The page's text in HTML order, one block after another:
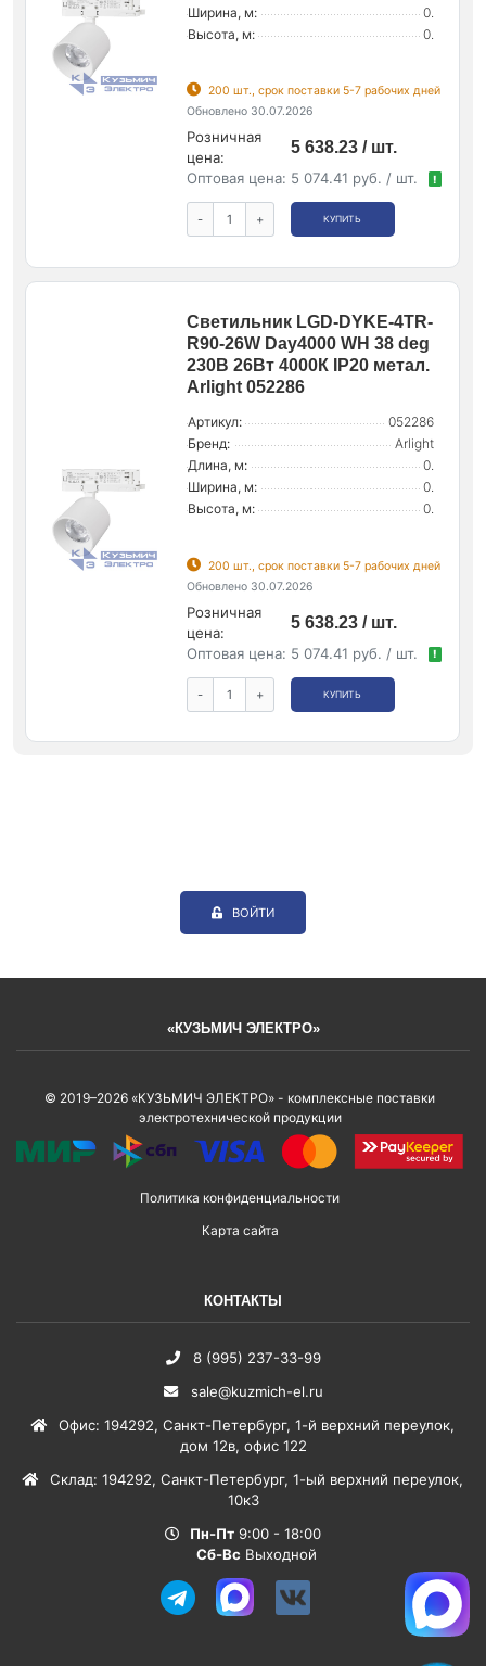
Ширина, м:
0.
Высота, м:
0.
200 шт., срок поставки 5-7 рабочих дней
Обновлено 30.07.2026
Розничная
цена:
5 638.23 / шт.
Оптовая цена: 5 074.41 руб. / шт. !
- + КУПИТЬ
Светильник LGD-DYKE-4TR-
R90-26W Day4000 WH 38 deg
230В 26Вт 4000К IP20 метал.
Arlight 052286
Артикул:
052286
Бренд:
Arlight
Длина, м:
0.
Ширина, м:
0.
Высота, м:
0.
200 шт., срок поставки 5-7 рабочих дней
Обновлено 30.07.2026
Розничная
цена:
5 638.23 / шт.
Оптовая цена: 5 074.41 руб. / шт. !
- + КУПИТЬ
ВОЙТИ
«КУЗЬМИЧ ЭЛЕКТРО»
© 2019–2026 «КУЗЬМИЧ ЭЛЕКТРО» - комплексные поставки
электротехнической продукции
Политика конфиденциальности
Карта сайта
КОНТАКТЫ
8 (995) 237-33-99
sale@kuzmich-el.ru
Офис: 194292, Санкт-Петербург, 1-й верхний переулок,
дом 12в, офис 122
Склад: 194292, Санкт-Петербург, 1-ый верхний переулок,
10к3
Пн-Пт 9:00 - 18:00
Сб-Вс Выходной